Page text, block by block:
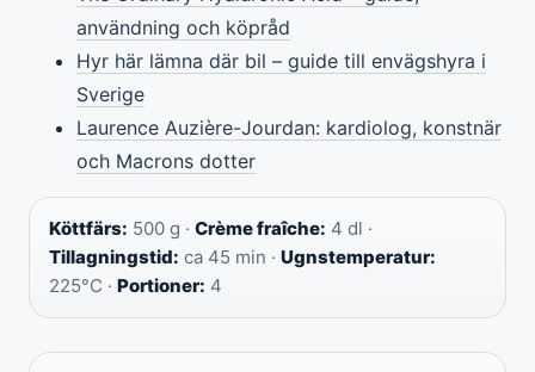
användning och köpråd
Hyr här lämna där bil – guide till envägshyra i
Sverige
Laurence Auzière-Jourdan: kardiolog, konstnär
och Macrons dotter
Köttfärs: 500 g · Crème fraîche: 4 dl ·
Tillagningstid: ca 45 min · Ugnstemperatur:
225°C · Portioner: 4